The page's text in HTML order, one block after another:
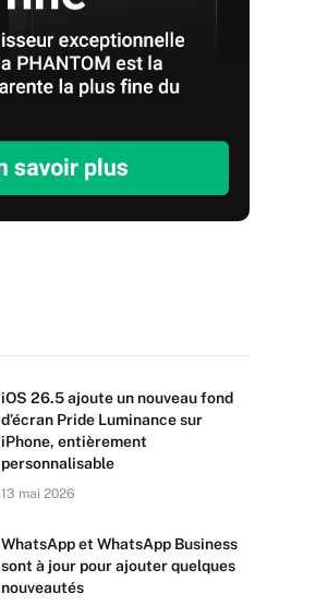
iOS 26.5 ajoute un nouveau fond
d’écran Pride Luminance sur
iPhone, entièrement
personnalisable
13 mai 2026
WhatsApp et WhatsApp Business
sont à jour pour ajouter quelques
nouveautés